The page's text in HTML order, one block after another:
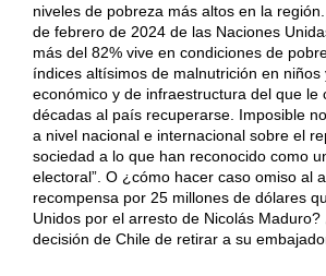
niveles de pobreza más altos en la
de febrero de 2024 de las Naciones
más del 82% vive en condiciones de
índices altísimos de malnutrición en niños
económico y de infraestructura del que le
décadas al país recuperarse. Imposible
a nivel nacional e internacional sobre el
sociedad a lo que han reconocido como
electoral”. O ¿cómo hacer caso omiso al
recompensa por 25 millones de dólares
Unidos por el arresto de Nicolás Maduro?
decisión de Chile de retirar a su